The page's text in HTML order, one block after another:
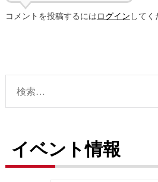
コメントを投稿するにはログインしてく
索:
イベント情報